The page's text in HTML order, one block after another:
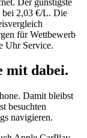
bei 2,03 €/L. Die
für Wettbewerb
Uhr Service.
mit dabei.
Damit bleibst
besuchten
navigieren.